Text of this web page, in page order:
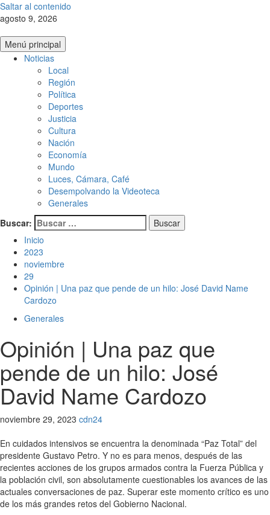
Saltar al contenido
agosto 9, 2026
Menú principal
Noticias
Local
Región
Política
Deportes
Justicia
Cultura
Nación
Economía
Mundo
Luces, Cámara, Café
Desempolvando la Videoteca
Generales
Buscar:
Inicio
2023
noviembre
29
Opinión | Una paz que pende de un hilo: José David Name
Cardozo
Generales
Opinión | Una paz que
pende de un hilo: José
David Name Cardozo
noviembre 29, 2023 cdn24
En cuidados intensivos se encuentra la denominada “Paz Total” del
presidente Gustavo Petro. Y no es para menos, después de las
recientes acciones de los grupos armados contra la Fuerza Pública y
la población civil, son absolutamente cuestionables los avances de las
actuales conversaciones de paz. Superar este momento crítico es uno
de los más grandes retos del Gobierno Nacional.